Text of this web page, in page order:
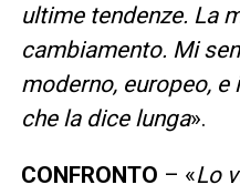
ultime tendenze. La
cambiamento. Mi
moderno, europeo, e
che la dice lunga».
CONFRONTO – «Lo